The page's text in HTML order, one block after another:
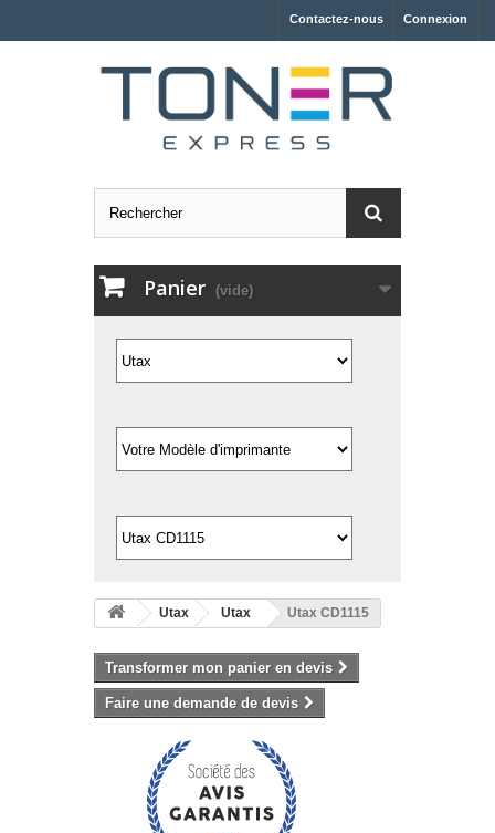
Connexion
Contactez-nous
Panier (vide)
Utax Utax Utax CD1115
Transformer mon panier en devis
Faire une demande de devis